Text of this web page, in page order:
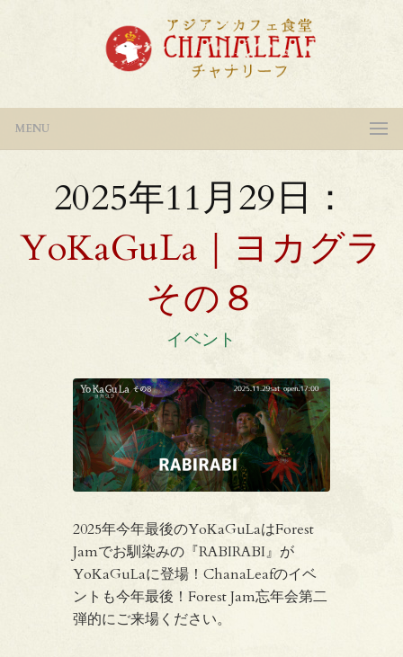
MENU
2025年11月29日：
YoKaGuLa｜ヨカグラ
その８
イベント
2025年今年最後のYoKaGuLaはForest
Jamでお馴染みの『RABIRABI』が
YoKaGuLaに登場！ChanaLeafのイベ
ントも今年最後！Forest Jam忘年会第二
弾的にご来場ください。